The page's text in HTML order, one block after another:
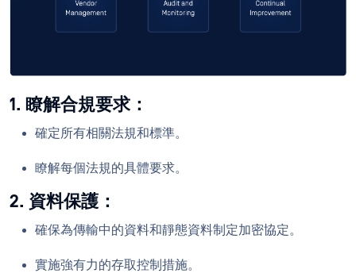
1. 瞭解合規要求：
確定所有相關法規和標準。
瞭解每個法規的具體要求。
2. 資料保護：
確保為傳輸中的資料和靜態資料制定加密協定。
實施強有力的存取控制措施。